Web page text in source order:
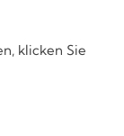
klicken Sie